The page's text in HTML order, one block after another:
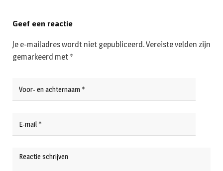
Geef een reactie
Je e-mailadres wordt niet gepubliceerd.Vereiste velden zijn
gemarkeerd met *